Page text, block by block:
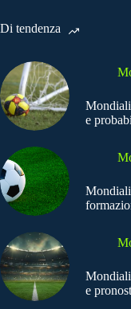
Di tendenza
e
e